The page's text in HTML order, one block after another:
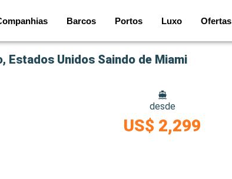
Barcos Portos Luxo Ofertas
Estados Unidos Saindo de Miami
desde
US$ 2,299